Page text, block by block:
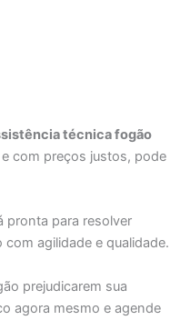
técnica fogão
com preços justos, pode
pronta para resolver
agilidade e qualidade.
prejudicarem sua
agora mesmo e agende